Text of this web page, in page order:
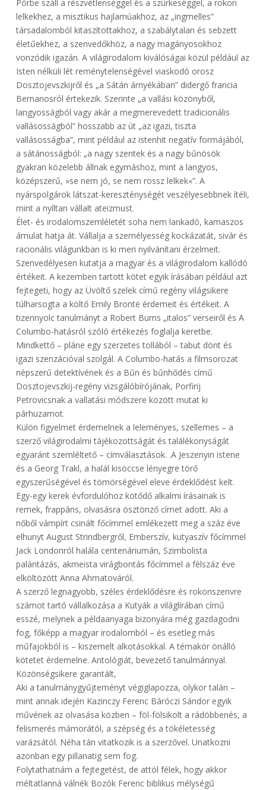
Pörbe száll a részvétlenséggel és a szürkeséggel, a rokon
lelkekhez, a misztikus hajlamúakhoz, az „ingmelles”
társadalomból kitaszítottakhoz, a szabálytalan és sebzett
életűekhez, a szenvedőkhöz, a nagy magányosokhoz
vonzódik igazán. A világirodalom kiválóságai közül például az
Isten nélküli lét reménytelenségével viaskodó orosz
Dosztojevszkijről és „a Sátán árnyékában” didergő francia
Bernanosról értekezik. Szerinte „a vallási közönyből,
langyosságból vagy akár a megmerevedett tradicionális
vallásosságból” hosszabb az út „az igazi, tiszta
vallásosságba”, mint például az istenhit negatív formájából,
a sátánosságból: „a nagy szentek és a nagy bűnösök
gyakran közelebb állnak egymáshoz, mint a langyos,
középszerű, »se nem jó, se nem rossz lelkek«”. A
nyárspolgárok látszat-kereszténységét veszélyesebbnek ítéli,
mint a nyíltan vállalt ateizmust.
Élet- és irodalomszemléletét soha nem lankadó, kamaszos
ámulat hatja át. Vállalja a személyesség kockázatát, sivár és
racionális világunkban is ki meri nyilvánítani érzelmeit.
Szenvedélyesen kutatja a magyar és a világirodalom kallódó
értékeit. A kezemben tartott kötet egyik írásában például azt
fejtegeti, hogy az Üvöltő szelek című regény világsikere
túlharsogta a költő Emily Brontë érdemeit és értékeit. A
tizennyolc tanulmányt a Robert Burns „italos” verseiről és A
Columbo-hatásról szóló értékezés foglalja keretbe.
Mindkettő – pláne egy szerzetes tollából – tabut dönt és
igazi szenzációval szolgál. A Columbo-hatás a filmsorozat
népszerű detektívének és a Bűn és bűnhődés című
Dosztojevszkij-regény vizsgálóbírójának, Porfirij
Petrovicsnak a vallatási módszere között mutat ki
párhuzamot.
Külön figyelmet érdemelnek a leleményes, szellemes – a
szerző világirodalmi tájékozottságát és találékonyságát
egyaránt szemléltető – címválasztások. .A Jeszenyin istene
és a Georg Trakl, a halál kisöccse lényegre törő
egyszerűségével és tömörségével eleve érdeklődést kelt.
Egy-egy kerek évfordulóhoz kötődő alkalmi írásainak is
remek, frappáns, olvasásra ösztönző címet adott. Aki a
nőből vámpírt csinált főcímmel emlékezett meg a száz éve
elhunyt August Strindbergről, Emberszív, kutyaszív főcímmel
Jack Londonról halála centenáriumán, Szimbolista
palántázás, akmeista virágbontás főcímmel a félszáz éve
elköltözött Anna Ahmatováról.
A szerző legnagyobb, széles érdeklődésre és rokonszenvre
számot tartó vállalkozása a Kutyák a világlírában című
esszé, melynek a példaanyaga bizonyára még gazdagodni
fog, főképp a magyar irodalomból – és esetleg más
műfajokból is – kiszemelt alkotásokkal. A témakör önálló
kötetet érdemelne. Antológiát, bevezető tanulmánnyal.
Közönségsikere garantált,
Aki a tanulmánygyűjteményt végiglapozza, olykor talán –
mint annak idején Kazinczy Ferenc Báróczi Sándor egyik
művének az olvasása közben – föl-fölsikolt a rádöbbenés, a
felismerés mámorától, a szépség és a tökéletesség
varázsától. Néha tán vitatkozik is a szerzővel. Unatkozni
azonban egy pillanatig sem fog.
Folytathatnám a fejtegetést, de attól félek, hogy akkor
méltatlanná válnék Bozók Ferenc biblikus mélységű